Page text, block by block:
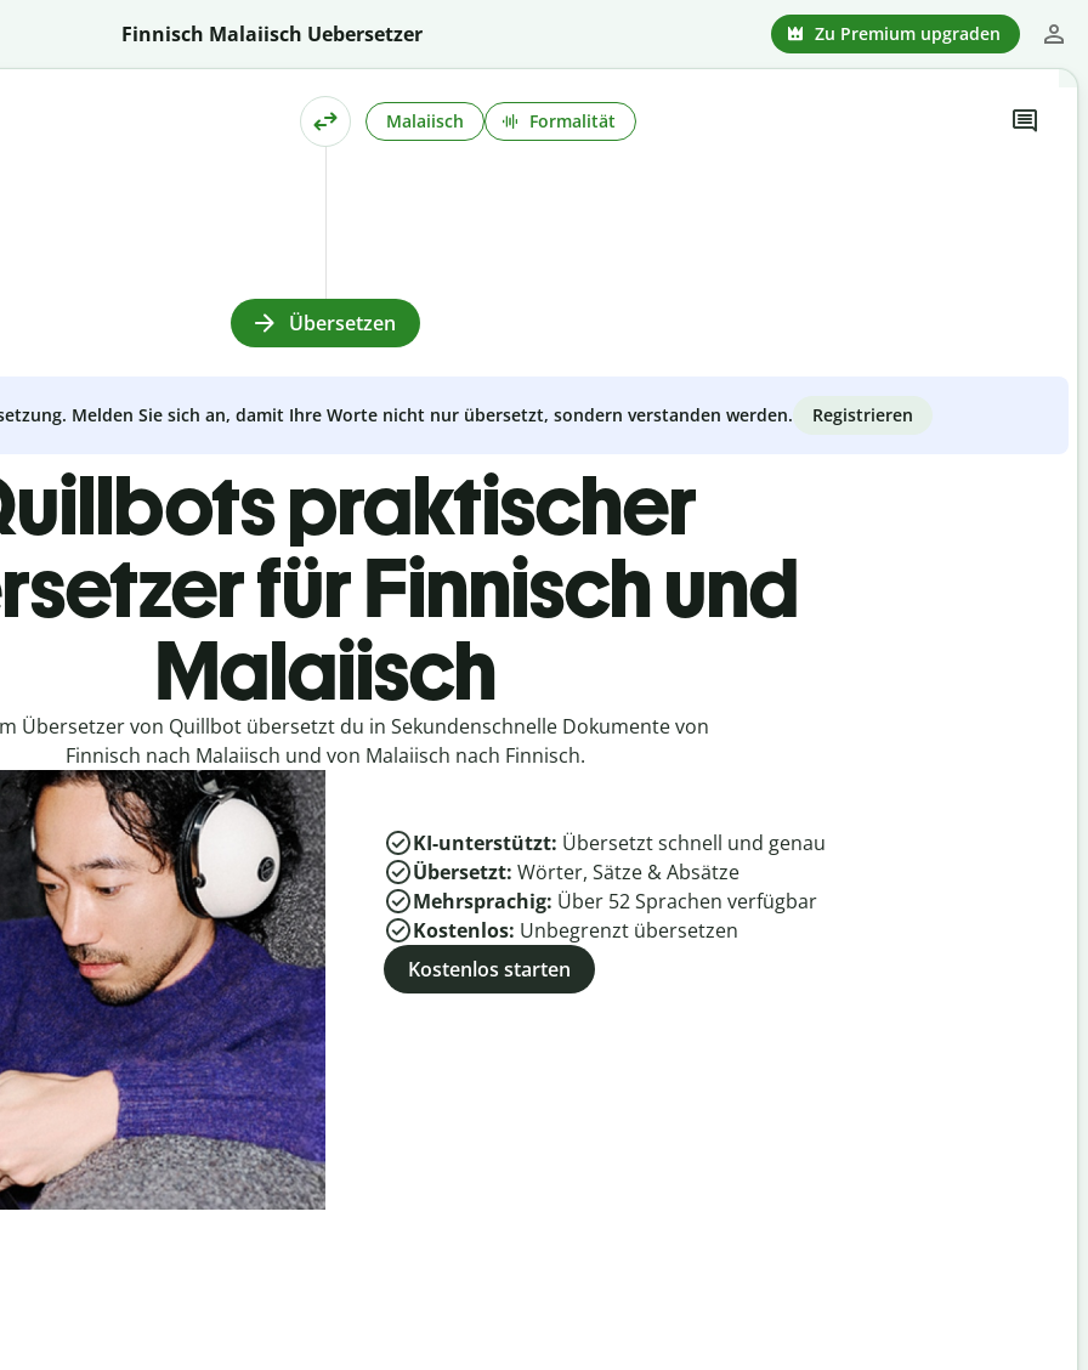
Finnisch Malaiisch Uebersetzer Zu Premium upgraden
Malaiisch Formalität
Übersetzen
Melden Sie sich an, damit Ihre Worte nicht nur übersetzt, sondern verstanden werden. Registrieren
praktischer
für Finnisch und
Malaiisch
Übersetzer von Quillbot übersetzt du in Sekundenschnelle Dokumente von
Finnisch nach Malaiisch und von Malaiisch nach Finnisch.
KI-unterstützt: Übersetzt schnell und genau
Übersetzt: Wörter, Sätze & Absätze
Mehrsprachig: Über 52Sprachen verfügbar
Kostenlos: Unbegrenzt übersetzen
Kostenlos starten